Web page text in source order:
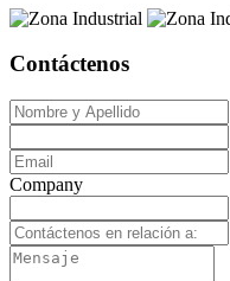
Contáctenos
Company